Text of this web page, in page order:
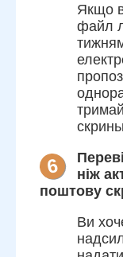
Якщо
файл
6
ніж
поштову
Ви